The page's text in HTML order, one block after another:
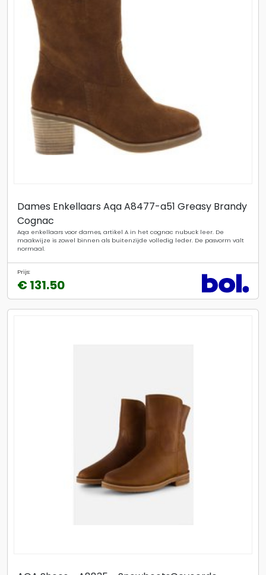
Dames Enkellaars Aqa A8477-a51 Greasy Brandy
Cognac
Aqa enkellaars voor dames, artikel A in het cognac nubuck leer. De
maakwijze is zowel binnen als buitenzijde volledig leder. De pasvorm valt
normaal.
Prijs:
€ 131.50